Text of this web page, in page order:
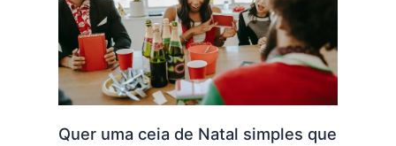
Quer uma ceia de Natal simples que